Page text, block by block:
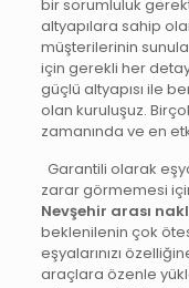
bir sorumluluk
altyapılara sahip
müşterilerinin
için gerekli her
güçlü altyapısı ile
olan kuruluşuz.
zamanında ve en
Garantili olarak
zarar görmemesi
Nevşehir arası
beklenilenin çok
eşyalarınızı
araçlara özenle